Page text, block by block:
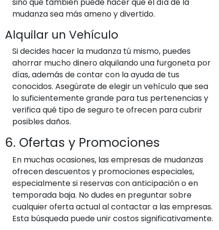
mudanza sea más ameno y divertido.
Alquilar un Vehículo
Si decides hacer la mudanza tú mismo, puedes
ahorrar mucho dinero alquilando una furgoneta por
días, además de contar con la ayuda de tus
conocidos. Asegúrate de elegir un vehículo que sea
lo suficientemente grande para tus pertenencias y
verifica qué tipo de seguro te ofrecen para cubrir
posibles daños.
6. Ofertas y Promociones
En muchas ocasiones, las empresas de mudanzas
ofrecen descuentos y promociones especiales,
especialmente si reservas con anticipación o en
temporada baja. No dudes en preguntar sobre
cualquier oferta actual al contactar a las empresas.
Esta búsqueda puede unir costos significativamente.